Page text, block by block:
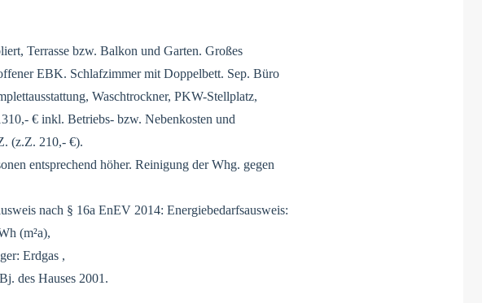
Terrasse bzw. Balkon und Garten. Großes
EBK. Schlafzimmer mit Doppelbett. Sep. Büro
Waschtrockner, PKW-Stellplatz,
€ inkl. Betriebs- bzw. Nebenkosten und
(z.Z. 210,- €).
entsprechend höher. Reinigung der Whg. gegen
nach § 16a EnEV 2014: Energiebedarfsausweis:
(m²a),
Erdgas ,
des Hauses 2001.